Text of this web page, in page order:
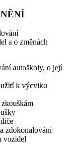
a o změnách
autoškoly, o její
k výcviku
zdokonalování
vozidel